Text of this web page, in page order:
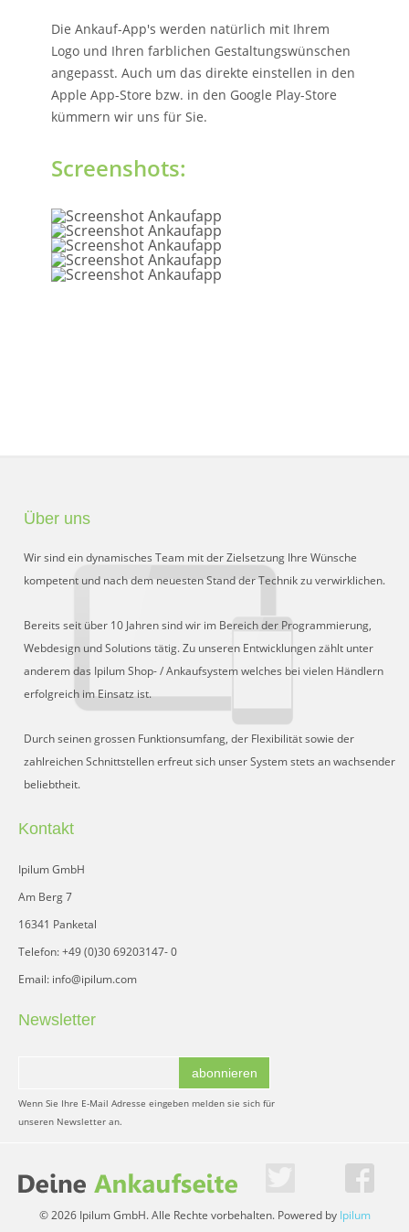
Die Ankauf-App's werden natürlich mit Ihrem
Logo und Ihren farblichen Gestaltungswünschen
angepasst. Auch um das direkte einstellen in den
Apple App-Store bzw. in den Google Play-Store
kümmern wir uns für Sie.
Screenshots:
Über uns
Wir sind ein dynamisches Team mit der Zielsetzung Ihre Wünsche
kompetent und nach dem neuesten Stand der Technik zu verwirklichen.
Bereits seit über 10 Jahren sind wir im Bereich der Programmierung,
Webdesign und Solutions tätig. Zu unseren Entwicklungen zählt unter
anderem das Ipilum Shop- / Ankaufsystem welches bei vielen Händlern
erfolgreich im Einsatz ist.
Durch seinen grossen Funktionsumfang, der Flexibilität sowie der
zahlreichen Schnittstellen erfreut sich unser System stets an wachsender
beliebtheit.
Kontakt
Ipilum GmbH
Am Berg 7
16341 Panketal
Telefon: +49 (0)30 69203147- 0
Email: info@ipilum.com
Newsletter
abonnieren
Wenn Sie Ihre E-Mail Adresse eingeben melden sie sich für
unseren Newsletter an.
© 2026 Ipilum GmbH. Alle Rechte vorbehalten. Powered by Ipilum